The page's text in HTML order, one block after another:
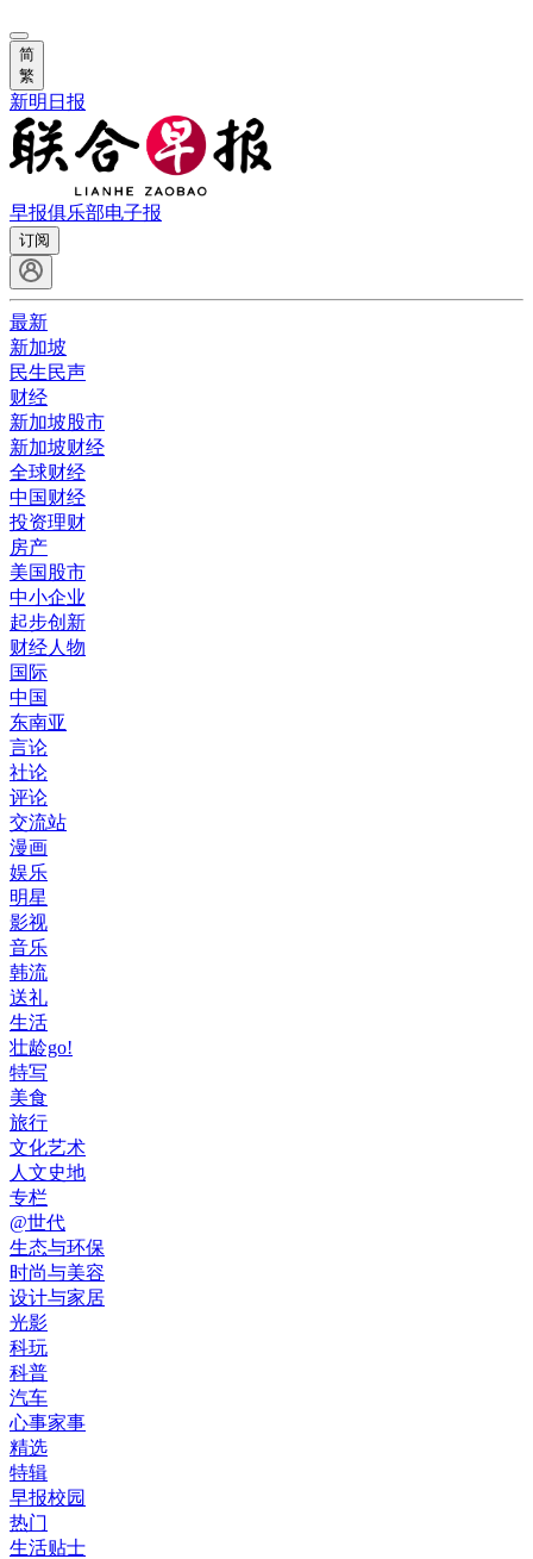
简
繁
新明日报
早报俱乐部电子报
订阅
最新
新加坡
民生民声
财经
新加坡股市
新加坡财经
全球财经
中国财经
投资理财
房产
美国股市
中小企业
起步创新
财经人物
国际
中国
东南亚
言论
社论
评论
交流站
漫画
娱乐
明星
影视
音乐
韩流
送礼
生活
壮龄go!
特写
美食
旅行
文化艺术
人文史地
专栏
@世代
生态与环保
时尚与美容
设计与家居
光影
科玩
科普
汽车
心事家事
精选
特辑
早报校园
热门
生活贴士